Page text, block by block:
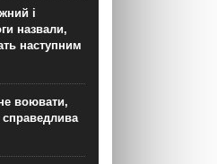
і
назвали,
наступним
воювати,
справедлива